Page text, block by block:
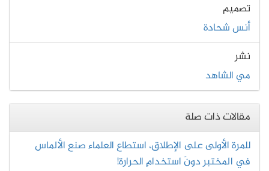
تصميم
أنس شحادة
نشر
مي الشاهد
مقالات ذات صلة
للمرة الأولى على الإطلاق، استطاع العلماء صنع الألماس
في المختبر دونَ استخدامِ الحرارة!